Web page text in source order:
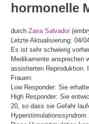
hormonelle
durchZaira Salvador
Letzte Aktualisierung: 04/
Es ist sehr schwierig
Medikamente ansprechen
assistierten Reproduktion.
Frauen:
Low Responder: Sie
High Responder: Sie
20, so dass sie Gefahr
Hyperstimulationssyndrom